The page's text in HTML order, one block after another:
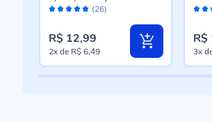
Avaliação: (26)
R$ 12,99
2xde R$ 6,49
R$
3x